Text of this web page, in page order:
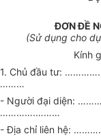
ĐƠN ĐỀ
(Sử dụng cho
1. Chủ đầu tư:
………
- Người đại diện:
………….………
- Địa chỉ liên hệ: